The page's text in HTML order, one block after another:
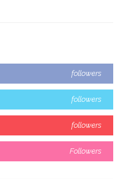
followers
followers
followers
Followers